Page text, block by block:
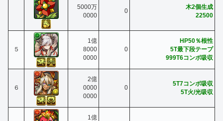
5000万
0000
0
木2個生成
22500
５
1億
8000
0000
0
HP50％根性
5T最下段テープ
999T6コンボ吸収
６
2億
0000
0000
0
5T7コンボ吸収
5T火/光吸収
1億